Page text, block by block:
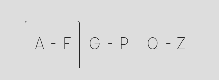
A - F G - P Q - Z